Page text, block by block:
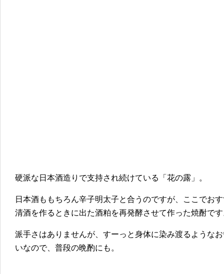
硬派な日本酒造りで支持され続けている「花の露」。
日本酒ももちろん辛子明太子と合うのですが、ここでお
清酒を作るときに出た酒粕を再発酵させて作った焼酎で
派手さはありませんが、すーっと身体に染み渡るような
いなので、普段の晩酌にも。